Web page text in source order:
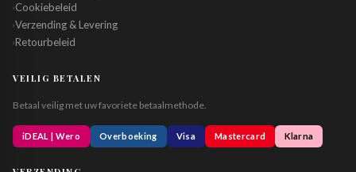
›Cookiebeleid
›Verzending & Levering
›Retourbeleid
VEILIG BETALEN
Betaal veilig met uw favoriete betaalmethode.
iDEAL | Wero Overboeking Visa Mastercard Klarna